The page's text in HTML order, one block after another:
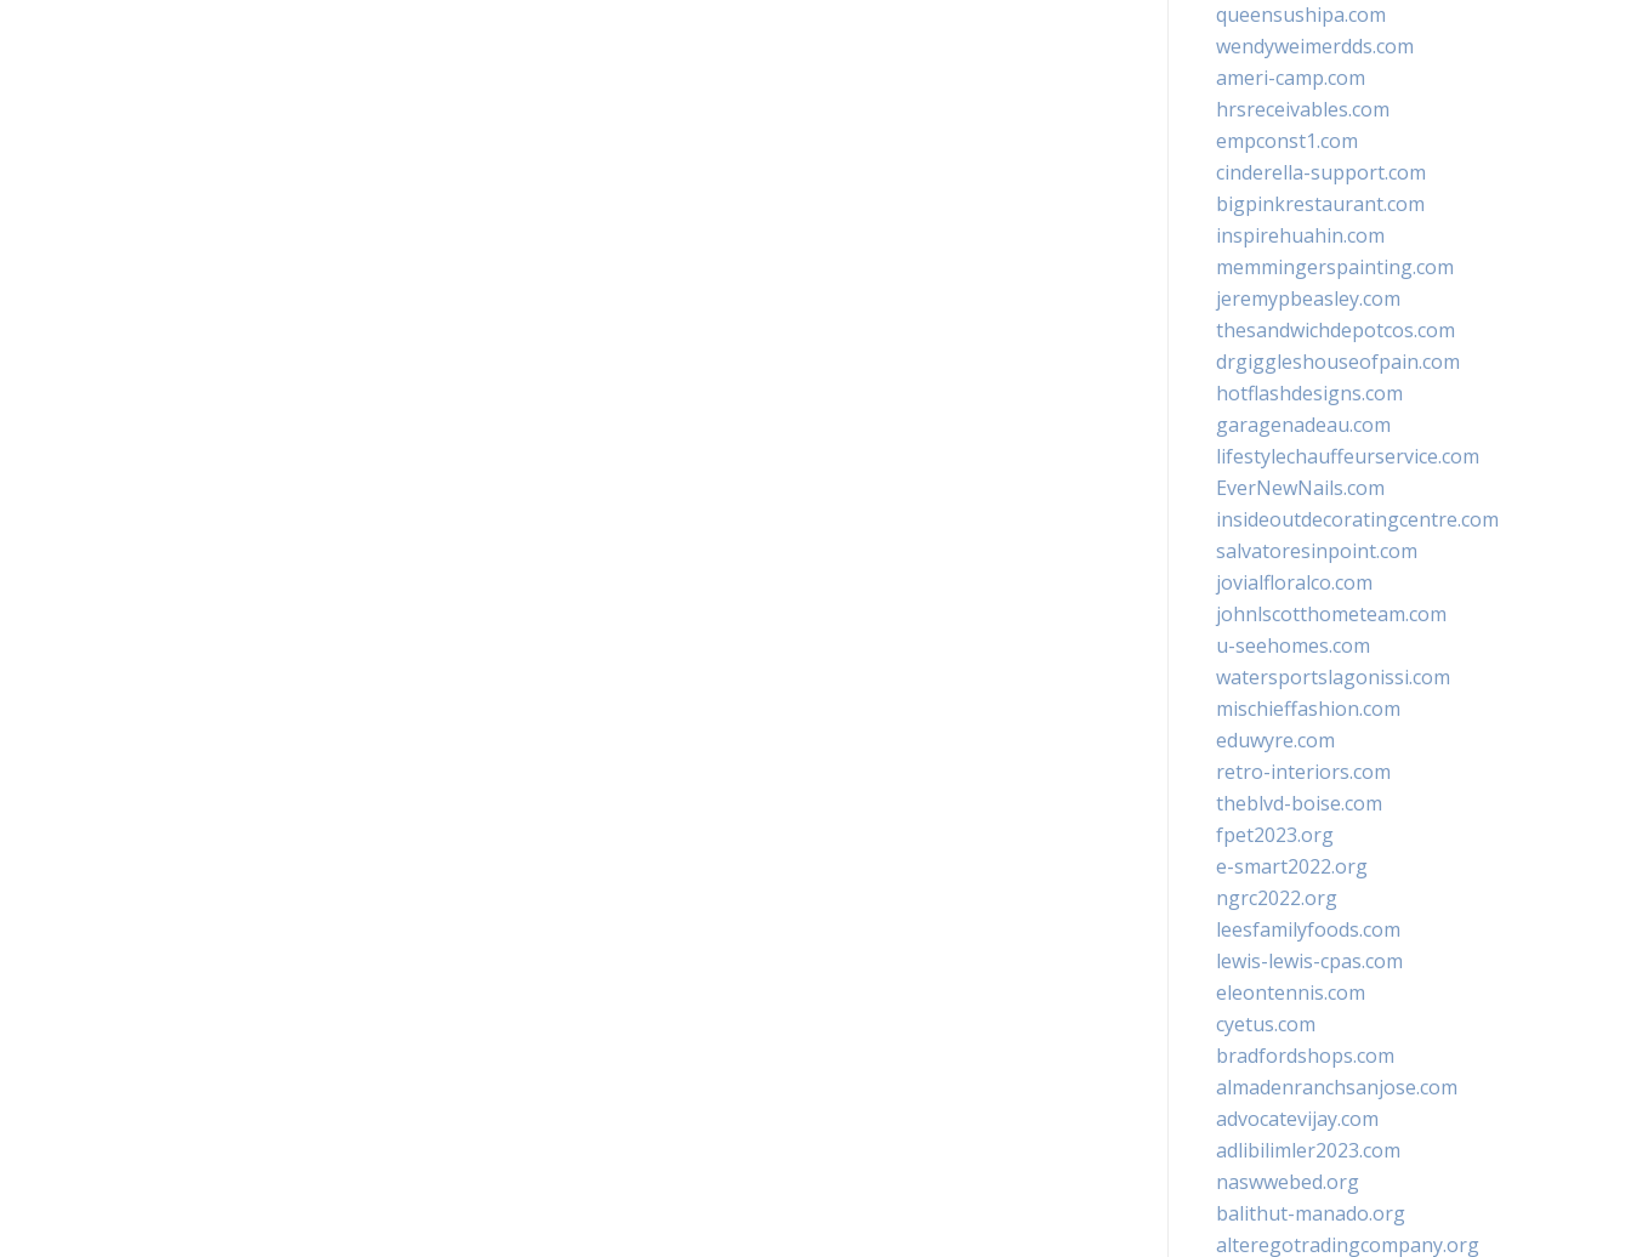
queensushipa.com
wendyweimerdds.com
ameri-camp.com
hrsreceivables.com
empconst1.com
cinderella-support.com
bigpinkrestaurant.com
inspirehuahin.com
memmingerspainting.com
jeremypbeasley.com
thesandwichdepotcos.com
drgiggleshouseofpain.com
hotflashdesigns.com
garagenadeau.com
lifestylechauffeurservice.com
EverNewNails.com
insideoutdecoratingcentre.com
salvatoresinpoint.com
jovialfloralco.com
johnlscotthometeam.com
u-seehomes.com
watersportslagonissi.com
mischieffashion.com
eduwyre.com
retro-interiors.com
theblvd-boise.com
fpet2023.org
e-smart2022.org
ngrc2022.org
leesfamilyfoods.com
lewis-lewis-cpas.com
eleontennis.com
cyetus.com
bradfordshops.com
almadenranchsanjose.com
advocatevijay.com
adlibilimler2023.com
naswwebed.org
balithut-manado.org
alteregotradingcompany.org